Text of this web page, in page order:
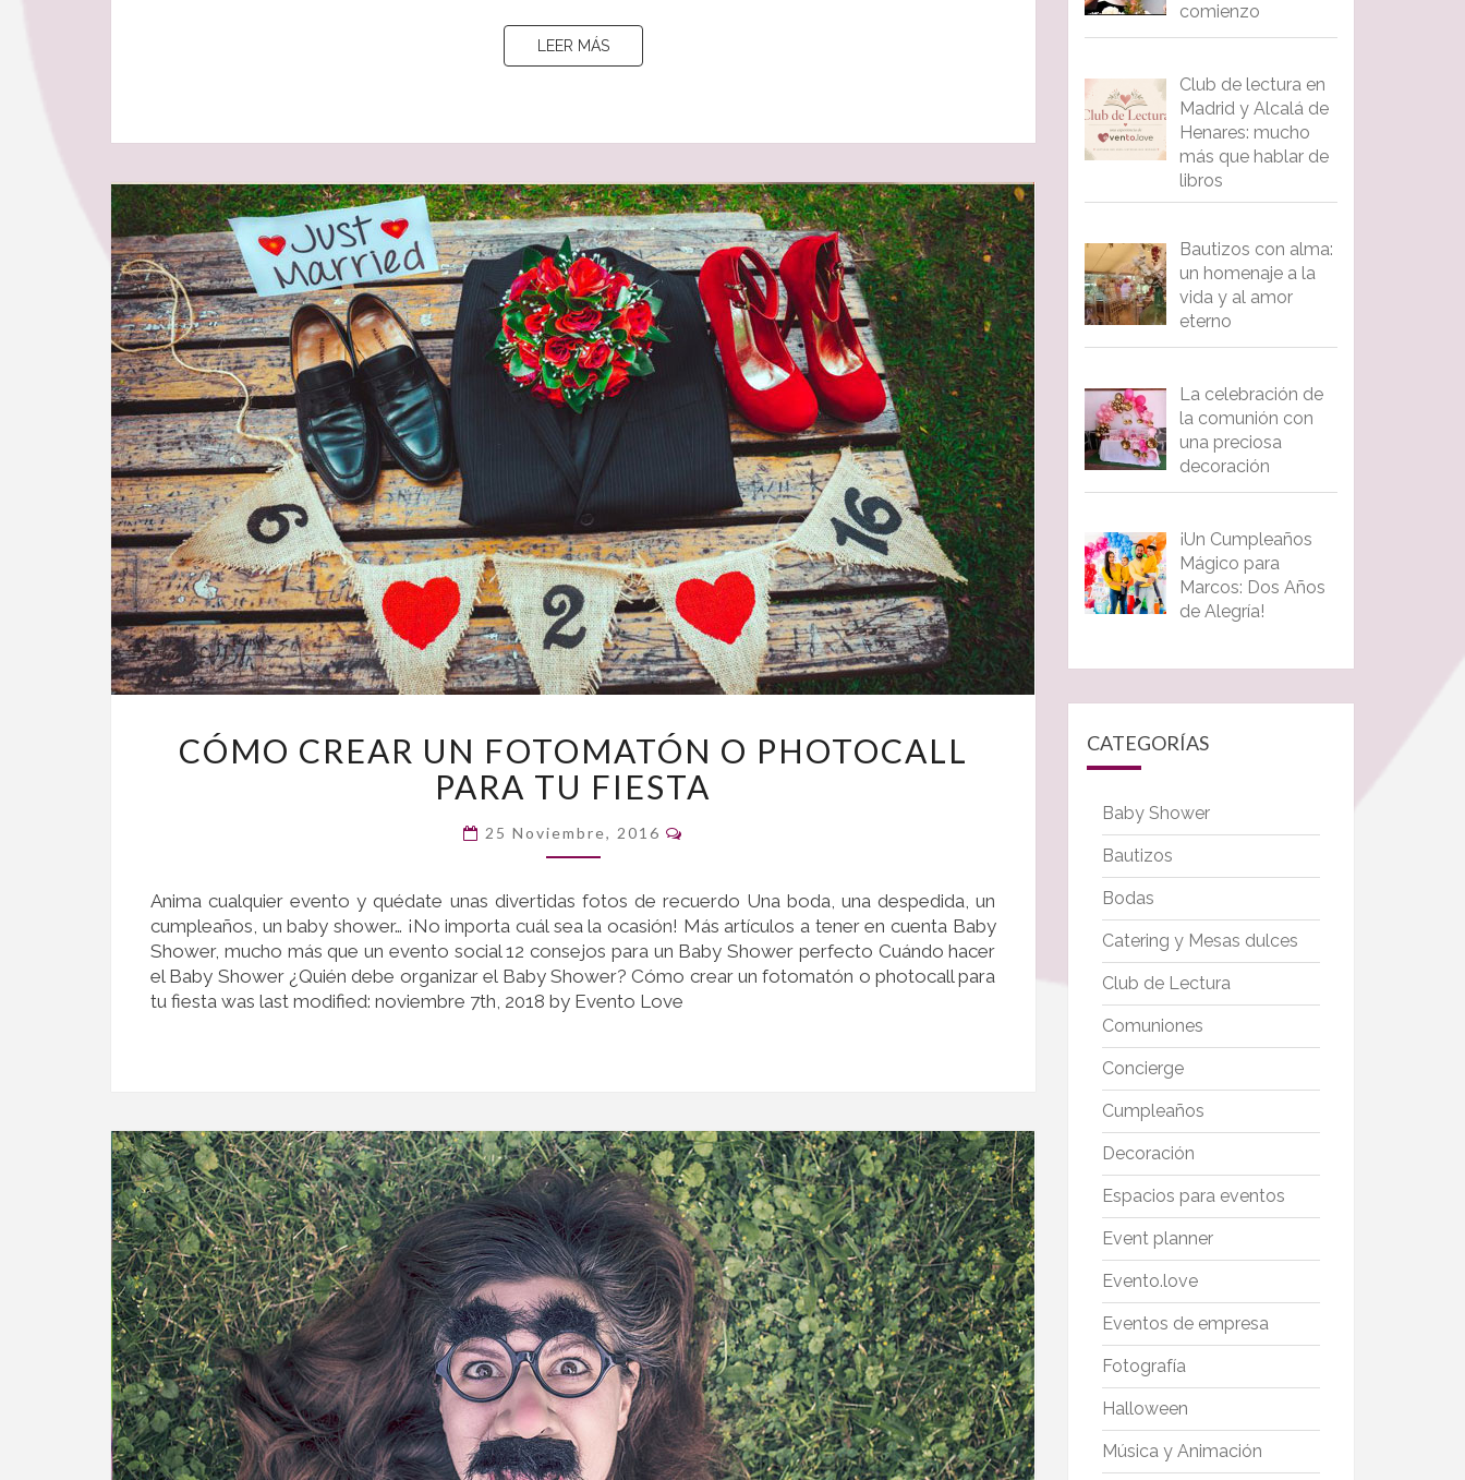
LEER MÁSLEER MÁS
CREAR
UN
FOTOMATÓN
O
PHOTOCALL
TU
FIESTA
CÓMO CREAR UN FOTOMATÓN O PHOTOCALL
PARA TU FIESTA
25 Noviembre, 2016
Anima cualquier evento y quédate unas divertidas fotos de recuerdo Una boda, una despedida, un
cumpleaños, un baby shower… ¡No importa cuál sea la ocasión! Más artículos a tener en cuenta Baby
Shower, mucho más que un evento social 12 consejos para un Baby Shower perfecto Cuándo hacer
el Baby Shower ¿Quién debe organizar el Baby Shower? Cómo crear un fotomatón o photocall para
tu fiesta was last modified: noviembre 7th, 2018 by Evento Love
comienzo
Club de lectura en
Madrid y Alcalá de
Henares: mucho
más que hablar de
libros
Bautizos con alma:
un homenaje a la
vida y al amor
eterno
La celebración de
la comunión con
una preciosa
decoración
¡Un Cumpleaños
Mágico para
Marcos: Dos Años
de Alegría!
CATEGORÍAS
Baby Shower
Bautizos
Bodas
Catering y Mesas dulces
Club de Lectura
Comuniones
Concierge
Cumpleaños
Decoración
Espacios para eventos
Event planner
Evento.love
Eventos de empresa
Fotografía
Halloween
Música y Animación